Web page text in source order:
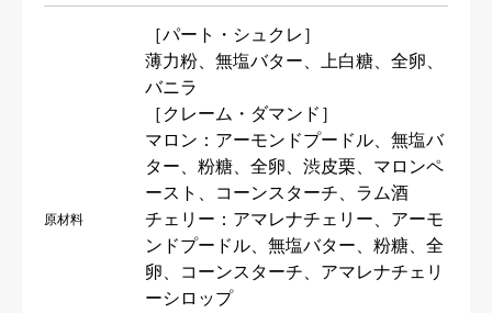
原材料
［パート・シュクレ］
薄力粉、無塩バター、上白糖、全卵、
バニラ
［クレーム・ダマンド］
マロン：アーモンドプードル、無塩バ
ター、粉糖、全卵、渋皮栗、マロンペ
ースト、コーンスターチ、ラム酒
チェリー：アマレナチェリー、アーモ
ンドプードル、無塩バター、粉糖、全
卵、コーンスターチ、アマレナチェリ
ーシロップ